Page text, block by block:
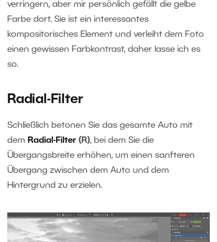
verringern, aber mir persönlich gefällt die gelbe
Farbe dort. Sie ist ein interessantes
kompositorisches Element und verleiht dem Foto
einen gewissen Farbkontrast, daher lasse ich es
so.
Radial-Filter
Schließlich betonen Sie das gesamte Auto mit
dem Radial-Filter (R), bei dem Sie die
Übergangsbreite erhöhen, um einen sanfteren
Übergang zwischen dem Auto und dem
Hintergrund zu erzielen.